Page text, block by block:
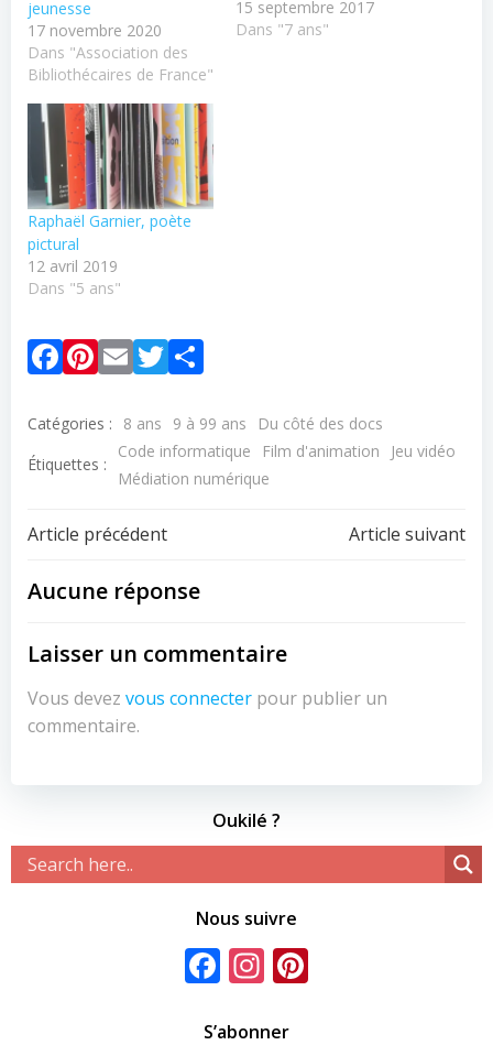
jeunesse
17 novembre 2020
Dans "Association des
Bibliothécaires de France"
15 septembre 2017
Dans "7 ans"
Raphaël Garnier, poète
pictural
12 avril 2019
Dans "5 ans"
Facebook
Pinterest
EmailTwitter
Catégories : 8 ans 9 à 99 ans
Du côté des docs
Étiquettes :
Code informatique Film d'animation
Jeu vidéo
Médiation numérique
Navigation
de
l’article
Article précédent
Navigation
l’article
Article suivant
Aucune réponse
Laisser un commentaire
Vous devez vous connecter pour publier un
commentaire.
Oukilé ?
Nous suivre
Facebook
Instagram
S’abonner